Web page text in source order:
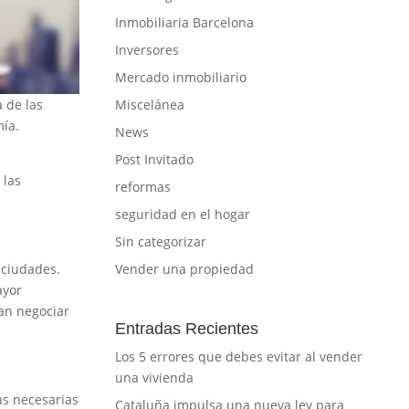
de las
negociar
necesarias
Inmobiliaria Barcelona
Inversores
Mercado inmobiliario
Miscelánea
News
Post Invitado
reformas
seguridad en el hogar
Sin categorizar
Vender una propiedad
Entradas Recientes
Los 5 errores que debes evitar al vender
una vivienda
Cataluña impulsa una nueva ley para